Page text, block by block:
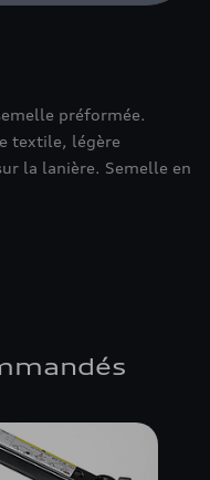
préformée.
textile, légère
la lanière. Semelle en